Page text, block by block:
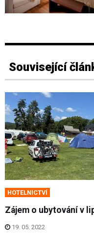
Související
HOTELNICTVÍ
Zájem o ubytování v
19. 05. 2022